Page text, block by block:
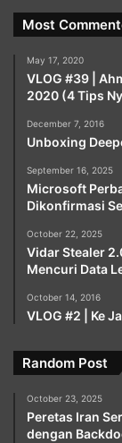
Most
May 17, 2020
VLOG #39 |
2020 (4 Tips
December 7, 2016
Unboxing
September 16, 2025
Microsoft
Dikonfirmasi
October 22, 2025
Vidar Stealer
Mencuri Data
October 14, 2016
VLOG #2 | Ke
Random Post
October 23, 2025
Peretas Iran
dengan